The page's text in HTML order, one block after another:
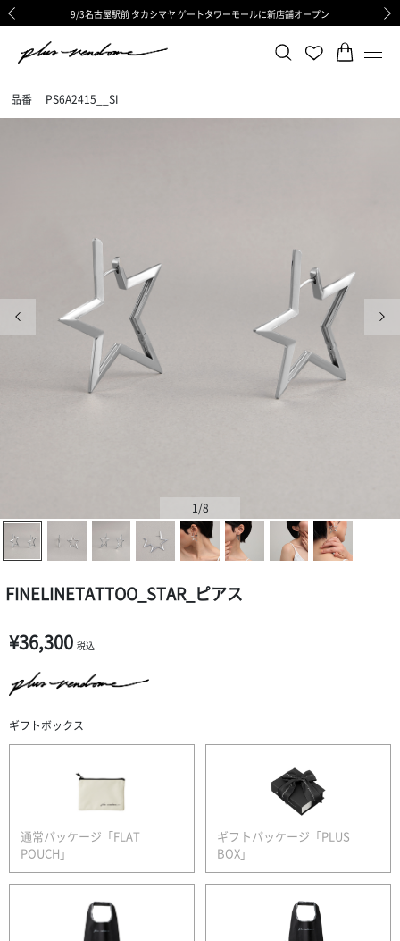
ギフトサービス 一部リニューアルと価格変更のお知らせ
令和8年熊本地震の影響による荷物のお届けについて
9/3名古屋駅前 タカシマヤ ゲートタワーモールに新店舗オープン
8/6渋谷ヒカリエ内ShinQs店 待望のリアル店舗オープン
ギフトサービス 一部リニューアルと価格変更のお知らせ
令和8年熊本地震の影響による荷物のお届けについて
品番 PS6A2415__SI
1/8
FINELINETATTOO_STAR_ピアス
¥36,300 税込
ギフトボックス
通常パッケージ「FLAT
POUCH」
ギフトパッケージ「PLUS
BOX」